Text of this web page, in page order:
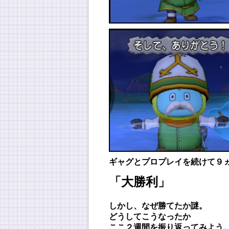
ギャグとプロプレイを続けて９
「大勝利」
しかし、なぜ勝てたか謎。
どうしてこうなったか